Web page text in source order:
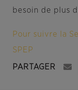
besoin de plus
Pour suivre la
SPEP
PARTAGER